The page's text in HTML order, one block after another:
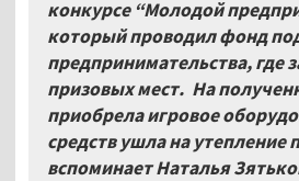
конкурсе “Молодой
который проводил фонд
предпринимательства, где
призовых мест. На
приобрела игровое
средств ушла на
вспоминает Наталья